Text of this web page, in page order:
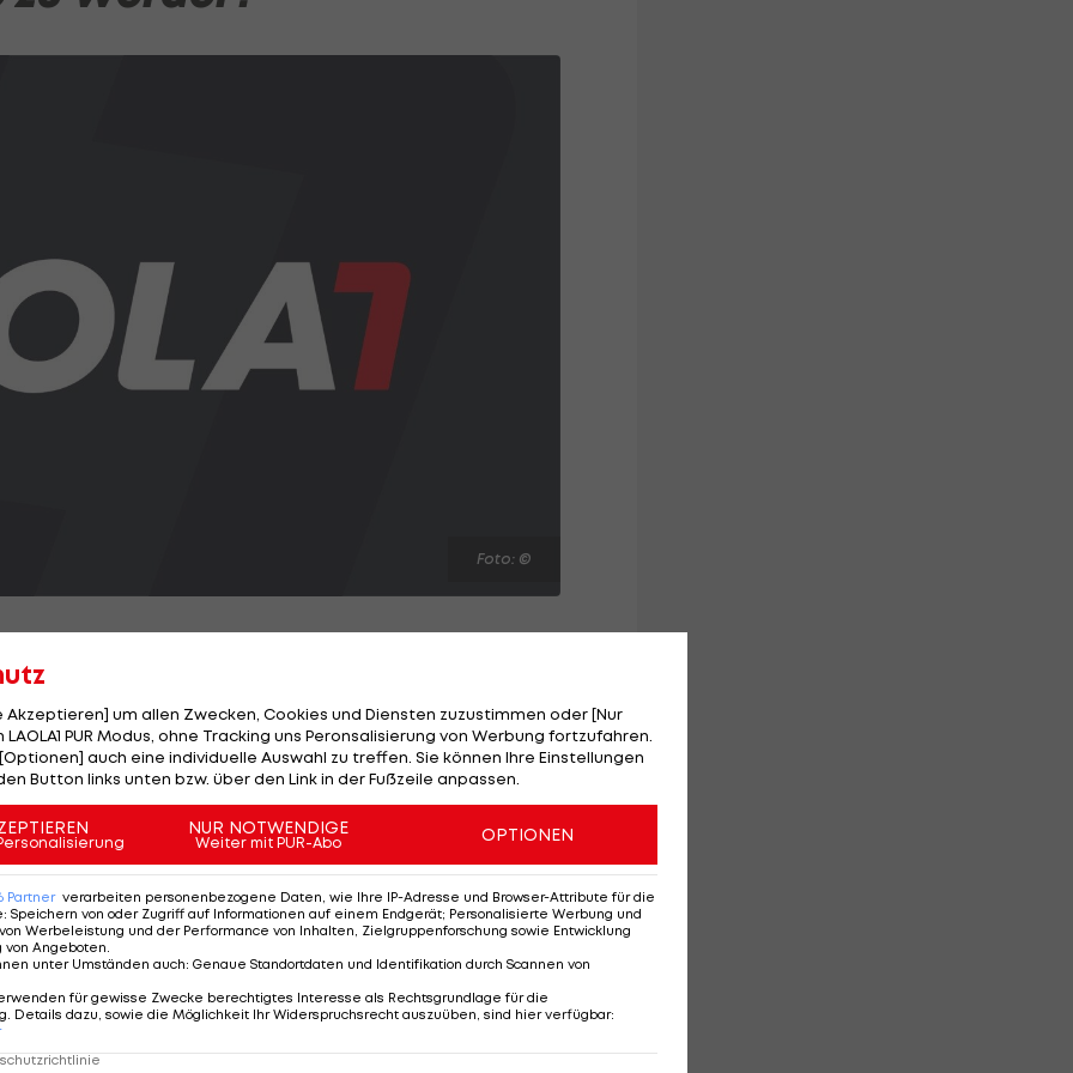
Foto: ©
Österreicher? In Bremen macht das Gerücht die
an Torhüter Richard Strebinger haben. Der 19-jährige
BSC unter Vertrag, wo er in der laufenden Saison für
sieben Spiele bestritten hat. Der U19-
Akademie St. Pölten in die deutsche Hauptstadt
Akzeptieren] um allen Zwecken, Cookies und Diensten zuzustimmen oder [Nur
PUR Modus, ohne Tracking uns Peronsalisierung von Werbung fortzufahren.
auch eine individuelle Auswahl zu treffen. Sie können Ihre Einstellungen
Button links unten bzw. über den Link in der Fußzeile anpassen.
NUR NOTWENDIGE
Weiter mit PUR-Abo OPTIONEN
Partner verarbeiten personenbezogene Daten, wie Ihre IP-Adresse und Browser-Attribute für die
: Speichern von oder Zugriff auf Informationen auf einem Endgerät; Personalisierte Werbung und
Werbeleistung und der Performance von Inhalten, Zielgruppenforschung sowie Entwicklung
von Angeboten
unter Umständen auch: Genaue Standortdaten und Identifikation durch Scannen von
für gewisse Zwecke berechtigtes Interesse als Rechtsgrundlage für die
Details dazu, sowie die Möglichkeit Ihr Widerspruchsrecht auszuüben, sind hier verfügbar: